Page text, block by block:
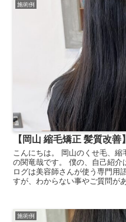
施術例
【岡山 縮毛矯正 髪質改
こんにちは。 岡山のくせ毛、
の関竜哉です。 僕の、自己紹
ログは美容師さんが使う専門用
すが、わからない事やご質問が
施術例